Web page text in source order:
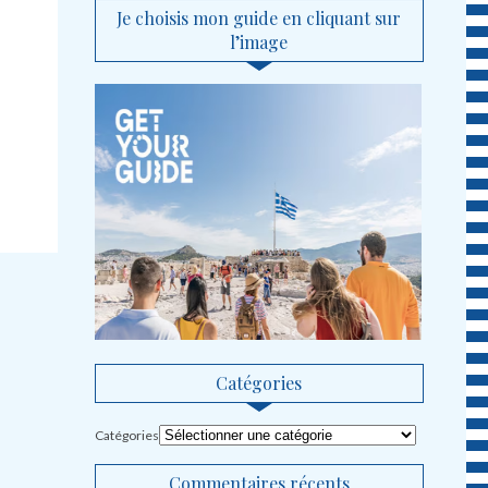
Je choisis mon guide en cliquant sur
l’image
Catégories
Catégories
Commentaires récents